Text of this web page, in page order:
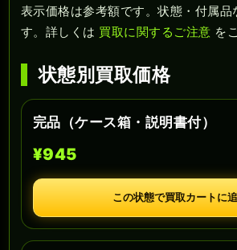
表示価格は参考額です。状態・付属品
す。詳しくは 買取に関するご注意 を
状態別買取価格
完品（ケース箱・説明書付）
¥945
この状態で買取カートに